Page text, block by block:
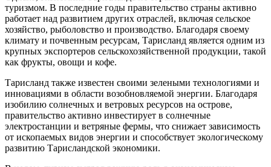
туризмом. В последние годы правительство страны активно
работает над развитием других отраслей, включая сельское
хозяйство, рыболовство и производство. Благодаря своему
климату и почвенным ресурсам, Тарисланд является одним из
крупных экспортеров сельскохозяйственной продукции, такой
как фрукты, овощи и кофе.
Тарисланд также известен своими зелеными технологиями и
инновациями в области возобновляемой энергии. Благодаря
изобилию солнечных и ветровых ресурсов на острове,
правительство активно инвестирует в солнечные
электростанции и ветряные фермы, что снижает зависимость
от ископаемых видов энергии и способствует экологическому
развитию Тарисландской экономики.